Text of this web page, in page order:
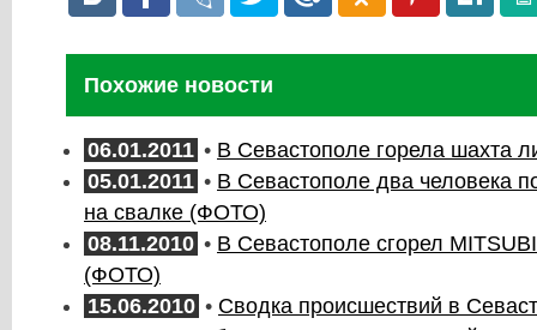
Похожие новости
06.01.2011 • В Севастополе горела шахта
05.01.2011 • В Севастополе два человека
на свалке (ФОТО)
08.11.2010 • В Севастополе сгорел
(ФОТО)
15.06.2010 • Сводка происшествий в